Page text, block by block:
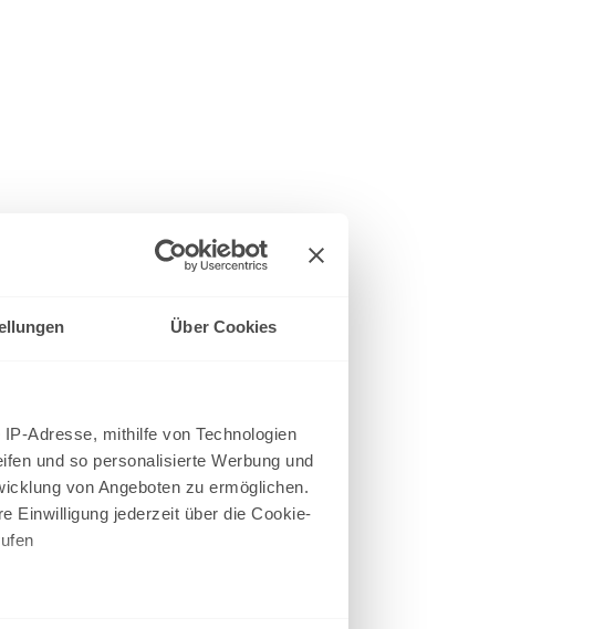
Über Cookies
Adresse, mithilfe von Technologien
und so personalisierte Werbung und
von Angeboten zu ermöglichen.
Einwilligung jederzeit über die Cookie-